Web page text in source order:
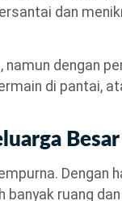
dan
dengan
di pantai,
Besar
Dengan
ruang dan